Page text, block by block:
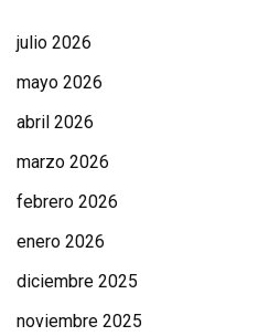
julio 2026
mayo 2026
abril 2026
marzo 2026
febrero 2026
enero 2026
diciembre 2025
noviembre 2025